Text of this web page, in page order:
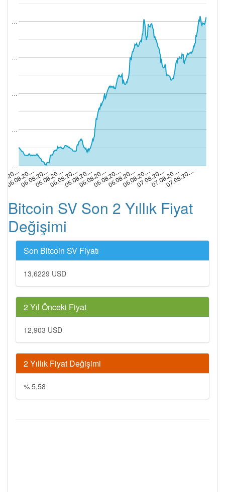
06.08.20…
06.08.20…06.08.20…06.08.20…06.08.20…06.08.20…06.08.20…06.08.20…06.08.20…07.08.20…07.08.20…07.08.20…
…
…
…
Bitcoin SV Son 2 Yıllık Fiyat
Değişimi
Son Bitcoin SV Fiyatı
13,6229 USD
2 Yıl Önceki Fiyat
12,903 USD
2 Yıllık Fiyat Değişimi
% 5,58